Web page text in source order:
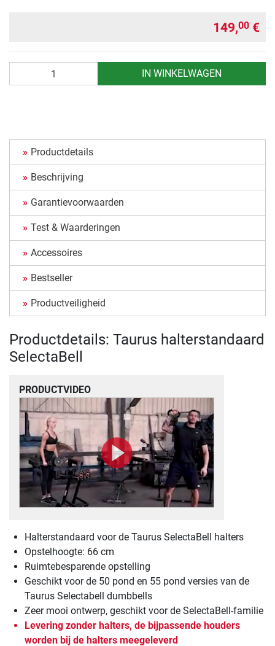
149,00 €
IN WINKELWAGEN
Productdetails
Beschrijving
Garantievoorwaarden
Test & Waarderingen
Accessoires
Bestseller
Productveiligheid
Productdetails: Taurus halterstandaard
SelectaBell
PRODUCTVIDEO
Halterstandaard voor de Taurus SelectaBell halters
Opstelhoogte: 66 cm
Ruimtebesparende opstelling
Geschikt voor de 50 pond en 55 pond versies van de
Taurus Selectabell dumbbells
Zeer mooi ontwerp, geschikt voor de SelectaBell-familie
Levering zonder halters, de bijpassende houders
worden bij de halters meegeleverd